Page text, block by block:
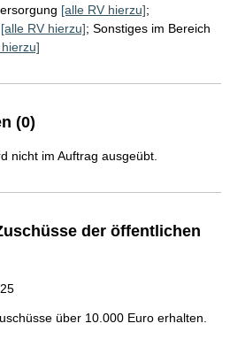
[alle RV hierzu];
[alle RV hierzu]; Sonstiges im Bereich
(0)
nicht im Auftrag ausgeübt.
der öffentlichen
über 10.000 Euro erhalten.